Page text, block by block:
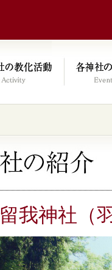
jinjacho.or.jp/
我神社（